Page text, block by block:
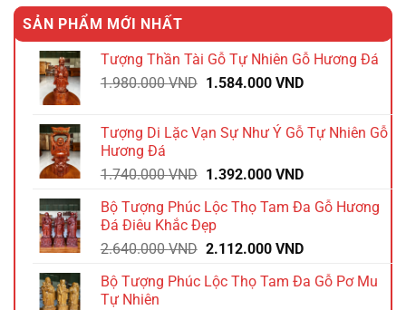
SẢN PHẨM MỚI NHẤT
Tượng Thần Tài Gỗ Tự Nhiên Gỗ Hương Đá
1.980.000VND Giá
1.980.000 VND.
1.584.000 VNDGiá
là:
Tượng Di Lặc Vạn Sự Như Ý Gỗ Tự Nhiên Gỗ
Hương Đá
1.740.000VND Giá
là:
1.740.000 VND.
1.392.000 VNDGiá
tại
1.392.000 VND.
Bộ Tượng Phúc Lộc Thọ Tam Đa Gỗ Hương
Đá Điêu Khắc Đẹp
2.640.000VND Giá
là:
2.112.000 VNDGiá
tại
Bộ Tượng Phúc Lộc Thọ Tam Đa Gỗ Pơ Mu
Tự Nhiên